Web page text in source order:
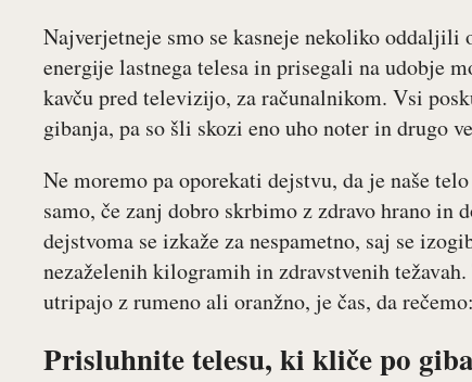
Najverjetneje smo se kasneje nekoliko
energije lastnega telesa in prisegali na udobje
kavču pred televizijo, za računalnikom. Vsi
gibanja, pa so šli skozi eno uho noter in drugo
Ne moremo pa oporekati dejstvu, da je naše
samo, če zanj dobro skrbimo z zdravo hrano in
dejstvoma se izkaže za nespametno, saj se
nezaželenih kilogramih in zdravstvenih
utripajo z rumeno ali oranžno, je čas, da
Prisluhnite telesu, ki kliče po